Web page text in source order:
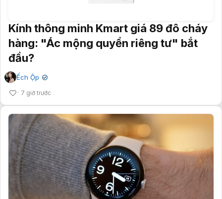
Kính thông minh Kmart giá 89 đô cháy
hàng: "Ác mộng quyền riêng tư" bắt
đầu?
Ếch Ộp ✔
7 giờ trước